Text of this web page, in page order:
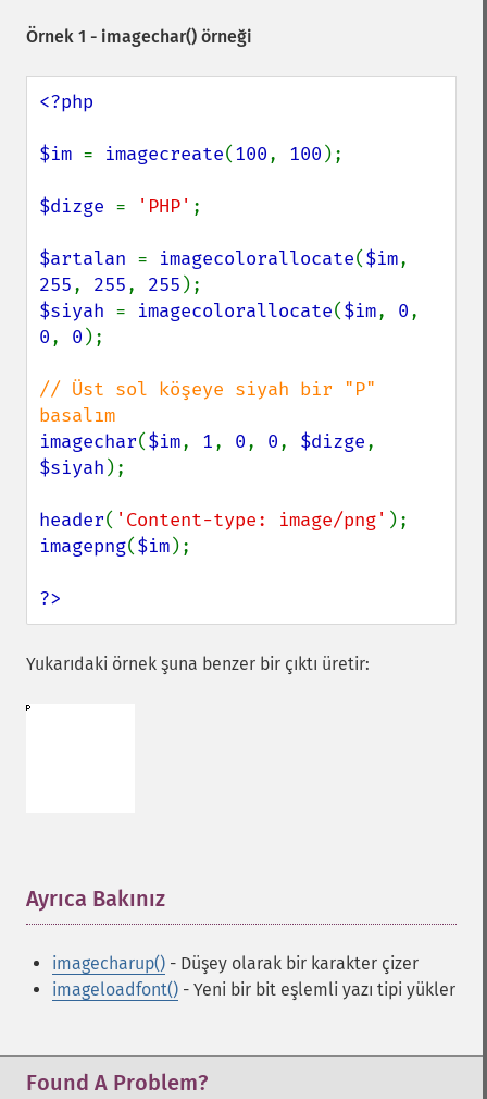
Örnek 1 - imagechar() örneği
<?php
$im = imagecreate(100, 100 );
$dizge = 'PHP' ;
$artalan = imagecolorallocate($im
255, 255, 255
$siyah = imagecolorallocate($im, 0
0, 0 );
// Üst sol köşeye siyah bir "P"
imagechar($im, 1, 0, 0, $dizge
$siyah );
header( 'Content-type: image/png'
imagepng($im);
?>
Yukarıdaki örnek şuna benzer bir çıktı üretir:
Ayrıca Bakınız
imagecharup() - Düşey olarak bir karakter çizer
imageloadfont() - Yeni bir bit eşlemli yazı tipi yükler
Found A Problem?